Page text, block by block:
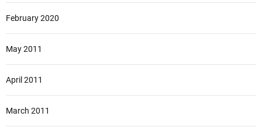
February 2020
May 2011
April 2011
March 2011